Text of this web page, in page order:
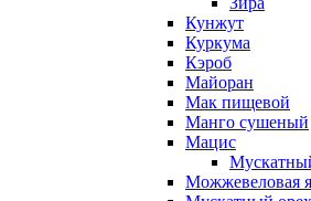
Кунжут
Куркума
Кэроб
Майоран
Мак пищевой
Манго сушеный
Мацис
Можжевеловая